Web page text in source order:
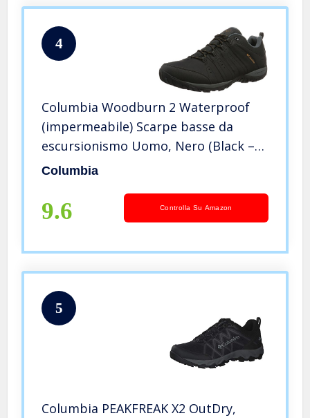
4
Columbia Woodburn 2 Waterproof
(impermeabile) Scarpe basse da
escursionismo Uomo, Nero (Black –
Caramel), 43 EU
Columbia
9.6 Controlla Su Amazon
5
Columbia PEAKFREAK X2 OutDry,